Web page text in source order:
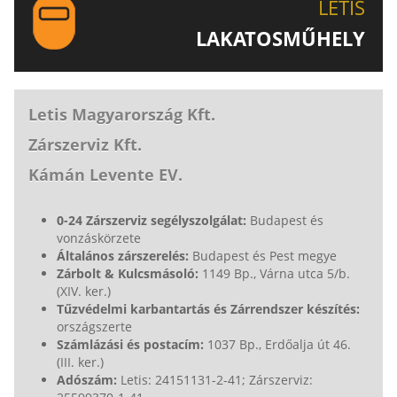
LETIS
LAKATOSMŰHELY
Letis Magyarország Kft.
Zárszerviz Kft.
Kámán Levente EV.
0-24 Zárszerviz segélyszolgálat: Budapest és
vonzáskörzete
Általános zárszerelés: Budapest és Pest megye
Zárbolt & Kulcsmásoló: 1149 Bp., Várna utca 5/b.
(XIV. ker.)
Tűzvédelmi karbantartás és Zárrendszer készítés:
országszerte
Számlázási és postacím: 1037 Bp., Erdőalja út 46.
(III. ker.)
Adószám: Letis: 24151131-2-41; Zárszerviz: